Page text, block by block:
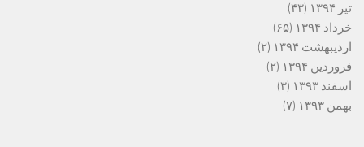
تیر ۱۳۹۴
(۴۳)
خرداد ۱۳۹۴
(۶۵)
اردیبهشت ۱۳۹۴
(۲)
فروردین ۱۳۹۴
(۲)
اسفند ۱۳۹۳
(۳)
بهمن ۱۳۹۳
(۷)